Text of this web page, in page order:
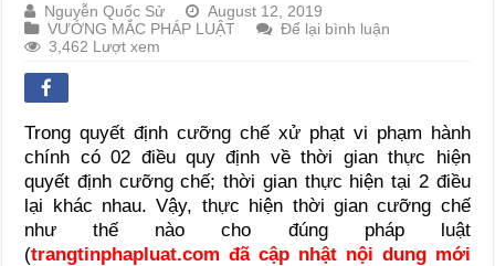
Nguyễn Quốc Sử
August 12, 2019
VƯỚNG MẮC PHÁP LUẬT
Để lại bình luận
3,462 Lượt xem
Trong quyết định cưỡng chế xử phạt vi phạm hành
chính có 02 điều quy định về thời gian thực hiện
quyết định cưỡng chế; thời gian thực hiện tại 2 điều
lại khác nhau. Vậy, thực hiện thời gian cưỡng chế
như thế nào cho đúng pháp luật
(trangtinphapluat.com đã cập nhật nội dung mới